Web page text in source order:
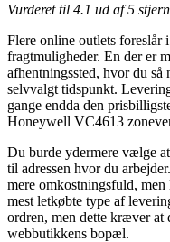
Vurderet til 4.1 ud af 5
Flere online outlets
fragtmuligheder. En der er
afhentningssted, hvor du så
selvvalgt tidspunkt.
gange endda den
Honeywell VC4613
Du burde ydermere vælge
til adressen hvor du
mere omkostningsfuld,
mest letkøbte type af
ordren, men dette kræver
webbutikkens bopæl.